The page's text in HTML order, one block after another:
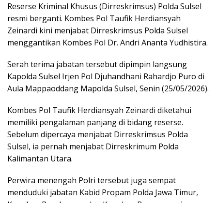
Reserse Kriminal Khusus (Dirreskrimsus) Polda Sulsel
resmi berganti. Kombes Pol Taufik Herdiansyah
Zeinardi kini menjabat Dirreskrimsus Polda Sulsel
menggantikan Kombes Pol Dr. Andri Ananta Yudhistira.
Serah terima jabatan tersebut dipimpin langsung
Kapolda Sulsel Irjen Pol Djuhandhani Rahardjo Puro di
Aula Mappaoddang Mapolda Sulsel, Senin (25/05/2026).
Kombes Pol Taufik Herdiansyah Zeinardi diketahui
memiliki pengalaman panjang di bidang reserse.
Sebelum dipercaya menjabat Dirreskrimsus Polda
Sulsel, ia pernah menjabat Dirreskrimum Polda
Kalimantan Utara.
Perwira menengah Polri tersebut juga sempat
menduduki jabatan Kabid Propam Polda Jawa Timur,